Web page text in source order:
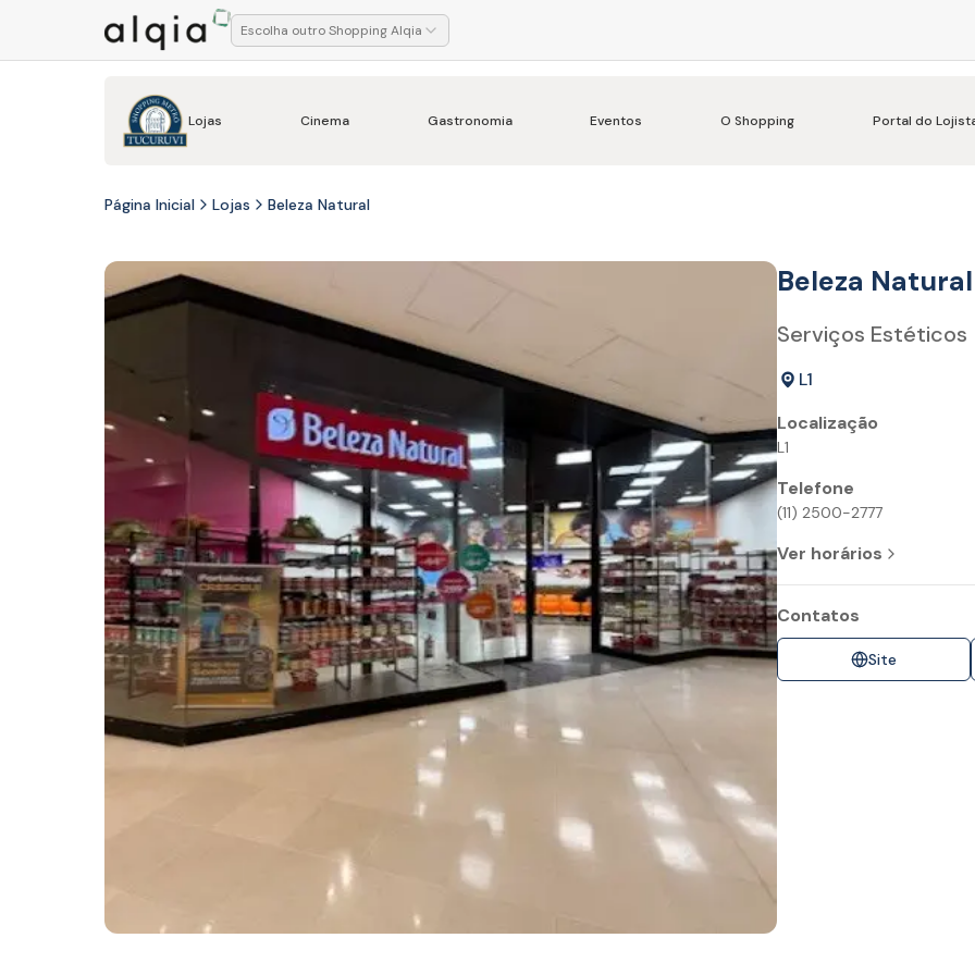
Escolha outro Shopping Alqia
Lojas Cinema Gastronomia Eventos O Shopping Portal do
Página Inicial Lojas Beleza Natural
Beleza Natural
Serviços Estéticos
L1
Localização
L1
Telefone
(11) 2500-2777
Ver horários
Contatos
Site